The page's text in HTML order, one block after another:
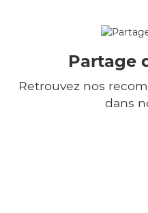
Partage
Retrouvez nos
dans